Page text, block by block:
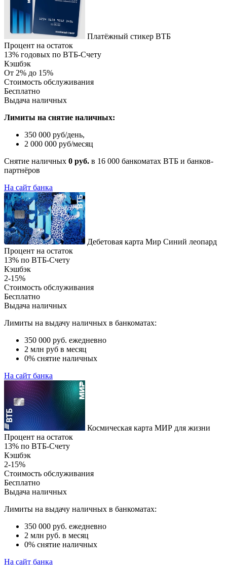
Платёжный стикер ВТБ
Процент на остаток
13% годовых по ВТБ-Счету
Кэшбэк
От 2% до 15%
Стоимость обслуживания
Бесплатно
Выдача наличных
Лимиты на снятие наличных:
350 000 руб/день,
2 000 000 руб/месяц
Снятие наличных 0 руб. в 16 000 банкоматах ВТБ и банков-
партнёров
На сайт банка
Дебетовая карта Мир Синий леопард
Процент на остаток
13% по ВТБ-Счету
Кэшбэк
2-15%
Стоимость обслуживания
Бесплатно
Выдача наличных
Лимиты на выдачу наличных в банкоматах:
350 000 руб. ежедневно
2 млн руб в месяц
0% снятие наличных
На сайт банка
Космическая карта МИР для жизни
Процент на остаток
13% по ВТБ-Счету
Кэшбэк
2-15%
Стоимость обслуживания
Бесплатно
Выдача наличных
Лимиты на выдачу наличных в банкоматах:
350 000 руб. ежедневно
2 млн руб. в месяц
0% снятие наличных
На сайт банка